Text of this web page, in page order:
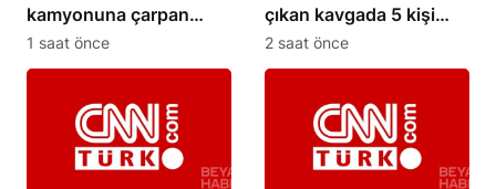
kamyonuna çarpan
otomobil hurdaya
döndü
1 saat önce
çıkan kavgada 5 kişi
yaralandı
2 saat önce